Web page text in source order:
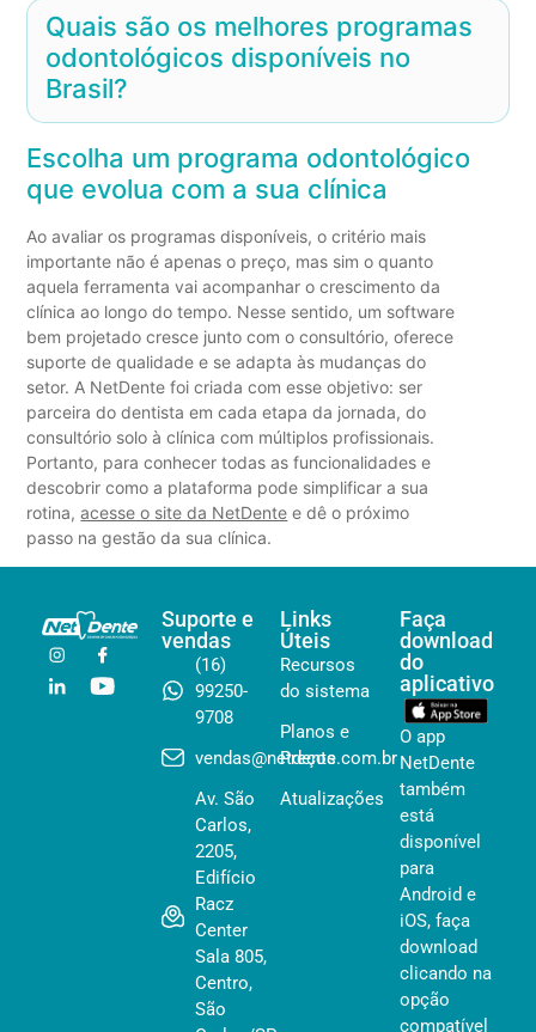
Quais são os melhores programas
odontológicos disponíveis no
Brasil?
Escolha um programa odontológico
que evolua com a sua clínica
Ao avaliar os programas disponíveis, o critério mais
importante não é apenas o preço, mas sim o quanto
aquela ferramenta vai acompanhar o crescimento da
clínica ao longo do tempo. Nesse sentido, um software
bem projetado cresce junto com o consultório, oferece
suporte de qualidade e se adapta às mudanças do
setor. A NetDente foi criada com esse objetivo: ser
parceira do dentista em cada etapa da jornada, do
consultório solo à clínica com múltiplos profissionais.
Portanto, para conhecer todas as funcionalidades e
descobrir como a plataforma pode simplificar a sua
rotina,acesse o site da NetDente e dê o próximo
passo na gestão da sua clínica.
Suporte e
vendas
(16)
99250-
9708
vendas@netdente.com.br
Av. São
Carlos,
2205,
Edifício
Racz
Center
Sala 805,
Centro,
São
Links
Úteis
Recursos
do sistema
Planos e
Preços
Atualizações
Faça
download
do
aplicativo
O app
NetDente
também
está
disponível
para
Android e
iOS, faça
download
clicando na
opção
compatível